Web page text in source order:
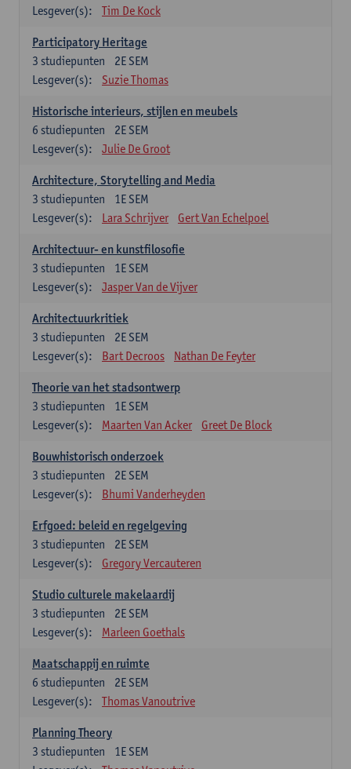
Lesgever(s):
Tim De Kock
Participatory Heritage
2E SEM
3 studiepunten
Lesgever(s):
Suzie Thomas
Historische interieurs, stijlen en meubels
2E SEM
6 studiepunten
Lesgever(s):
Julie De Groot
Architecture, Storytelling and Media
1E SEM
3 studiepunten
Lesgever(s):
Lara Schrijver Gert Van Echelpoel
Architectuur- en kunstfilosofie
1E SEM
3 studiepunten
Lesgever(s):
Jasper Van de Vijver
Architectuurkritiek
2E SEM
3 studiepunten
Lesgever(s):
Bart Decroos Nathan De Feyter
Theorie van het stadsontwerp
1E SEM
3 studiepunten
Lesgever(s):
Maarten Van Acker Greet De Block
Bouwhistorisch onderzoek
2E SEM
3 studiepunten
Lesgever(s):
Bhumi Vanderheyden
Erfgoed: beleid en regelgeving
2E SEM
3 studiepunten
Lesgever(s):
Gregory Vercauteren
Studio culturele makelaardij
2E SEM
3 studiepunten
Lesgever(s):
Marleen Goethals
Maatschappij en ruimte
2E SEM
6 studiepunten
Lesgever(s):
Thomas Vanoutrive
Planning Theory
1E SEM
3 studiepunten